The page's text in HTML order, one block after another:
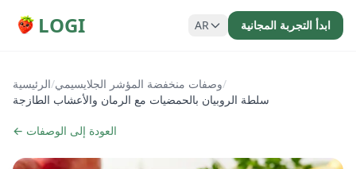
LOGI AR ابدأ التجربة المجانية
الرئيسية/وصفات منخفضة المؤشر الجلايسيمي/
سلطة الروبيان بالحمضيات مع الرمان والأعشاب الطازجة
← العودة إلى الوصفات